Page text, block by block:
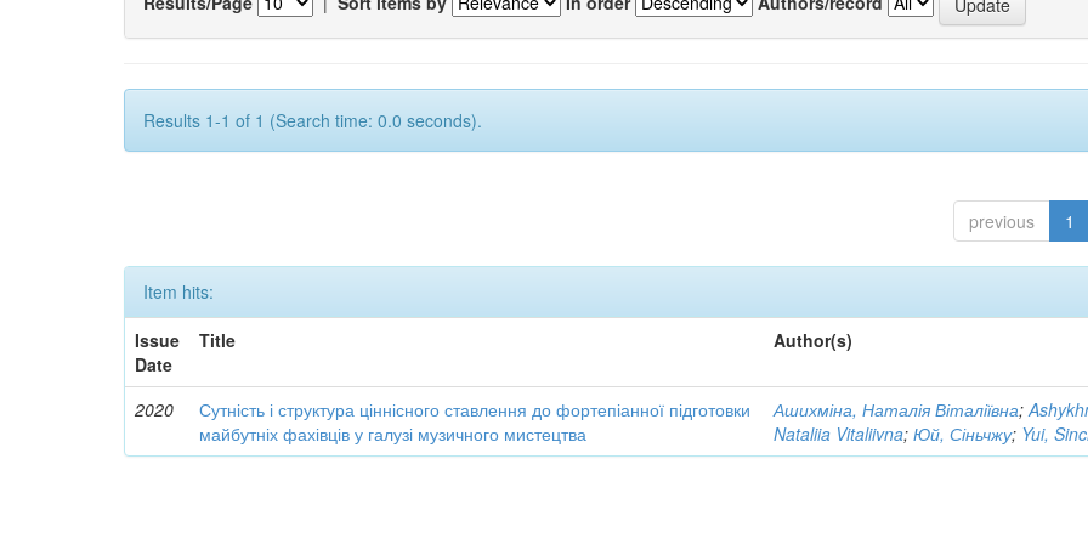
Results 1-1 of 1 (Search time: 0.0 seconds).
previous 1
Item hits:
Issue
Date
Title Author(s)
2020
Сутність і структура ціннісного ставлення до фортепіанної підготовки
майбутніх фахівців у галузі музичного мистецтва
Ашихміна, Наталія Віталіївна;
Nataliia Vitaliivna;Юй, Сіньчжу; Yui,